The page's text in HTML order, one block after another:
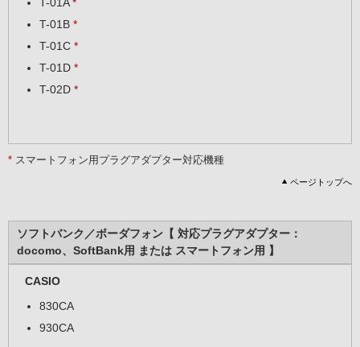
T-01B *
T-01C *
T-01D *
T-02D *
* スマートフォン用プラグアダプター対応機種
ページトップへ
ソフトバンク／ボーダフォン【 対応プラグアダプター：
docomo、SoftBank用 または スマートフォン用 】
CASIO
830CA
930CA